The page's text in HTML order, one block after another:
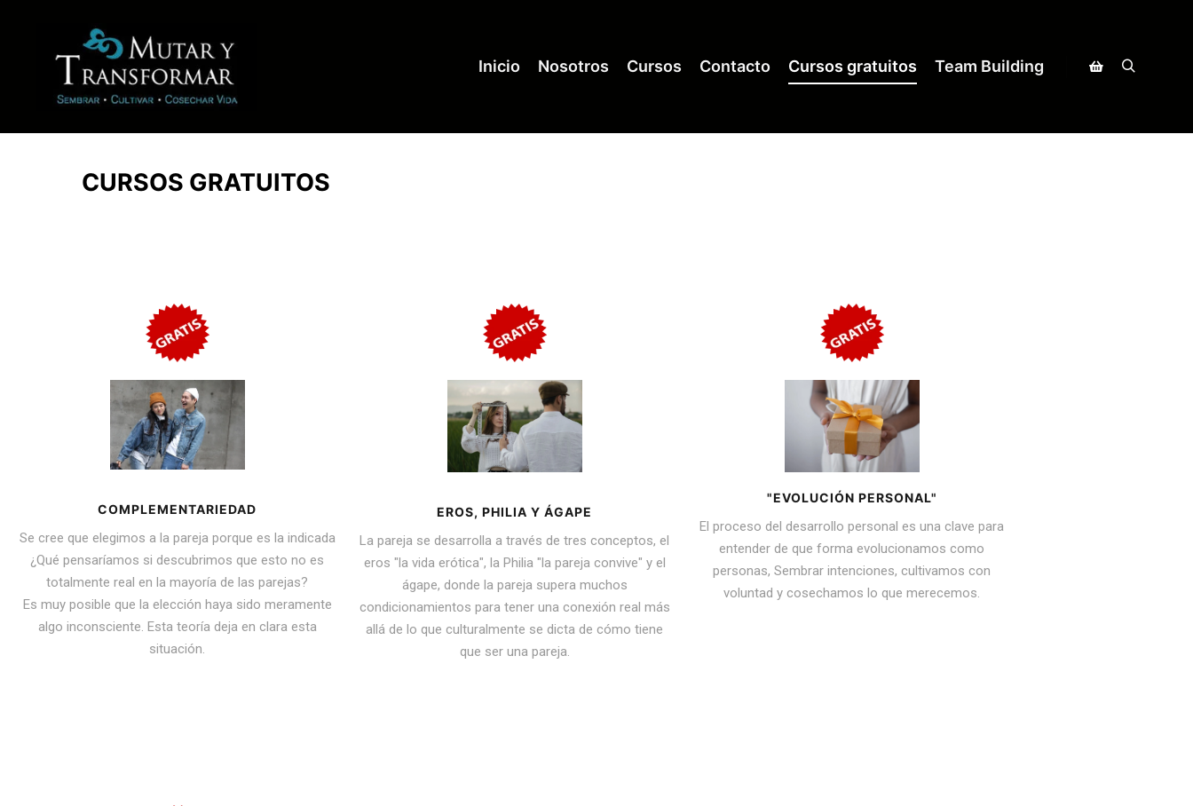
Inicio Nosotros Cursos Contacto Cursos gratuitos Team Building
CURSOS GRATUITOS
COMPLEMENTARIEDAD
Se cree que elegimos a la pareja porque es la indicada
¿Qué pensaríamos si descubrimos que esto no es
totalmente real en la mayoría de las parejas?
Es muy posible que la elección haya sido meramente
algo inconsciente. Esta teoría deja en clara esta
situación.
EROS, PHILIA Y ÁGAPE
La pareja se desarrolla a través de tres conceptos, el
eros "la vida erótica", la Philia "la pareja convive" y el
ágape, donde la pareja supera muchos
condicionamientos para tener una conexión real más
allá de lo que culturalmente se dicta de cómo tiene
que ser una pareja.
"EVOLUCIÓN PERSONAL"
El proceso del desarrollo personal es una clave para
entender de que forma evolucionamos como
personas, Sembrar intenciones, cultivamos con
voluntad y cosechamos lo que merecemos.